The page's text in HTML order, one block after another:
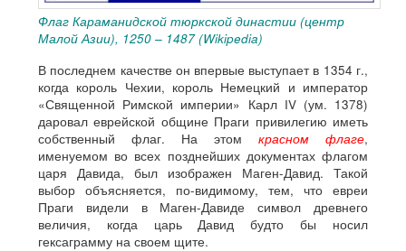
Флаг Караманидской тюркской династии (центр
Малой Азии), 1250 – 1487 (Wikipedia)
В последнем качестве он впервые выступает в 1354 г.,
когда король Чехии, король Немецкий и император
«Священной Римской империи» Карл IV (ум. 1378)
даровал еврейской общине Праги привилегию иметь
собственный флаг. На этом красном флаге,
именуемом во всех позднейших документах флагом
царя Давида, был изображен Маген-Давид. Такой
выбор объясняется, по-видимому, тем, что евреи
Праги видели в Маген-Давиде символ древнего
величия, когда царь Давид будто бы носил
гексаграмму на своем щите.